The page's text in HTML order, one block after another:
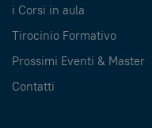
i Corsi in aula
Tirocinio Formativo
Prossimi Eventi & Master
Contatti